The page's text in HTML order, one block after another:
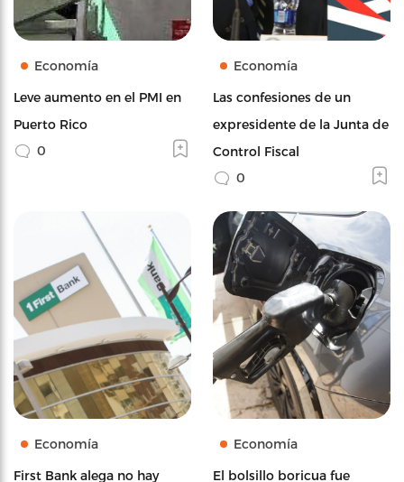
Economía
Leve aumento en el PMI en
Puerto Rico
0
Economía
Las confesiones de un
expresidente de la Junta de
Control Fiscal
0
Economía
First Bank alega no hay
Economía
El bolsillo boricua fue